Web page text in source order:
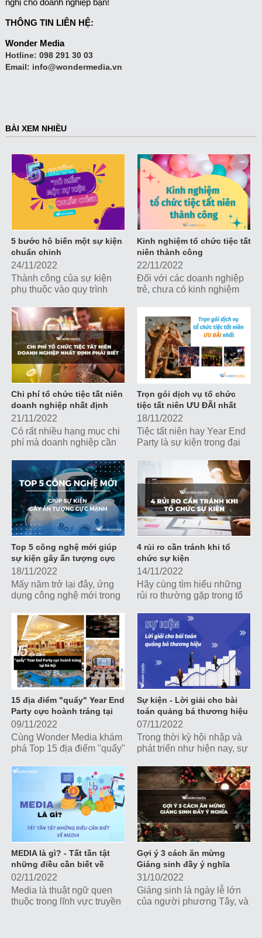
THÔNG TIN LIÊN HỆ:
Wonder Media
Hotline: 098 291 30 03
Email: info@wondermedia.vn
BÀI XEM NHIỀU
5 bước hô biến một sự kiện
chuẩn chỉnh
24/11/2022
Thành công của sự kiện
phụ thuộc vào quy trình
Media khám phá 5 bước
giúp bạn hô biến ra một sự
kiện chuẩn chỉnh, hoàn
thiện nhé!
Kinh nghiệm tổ chức tiệc tất
niên thành công
22/11/2022
Đối với các doanh nghiệp
trẻ, chưa có kinh nghiệm
sự kiện, để có một tiệc tất
niên thành công, chuẩn
chỉnh, có một số yếu tố bạn
cần lưu tâm. Cùng Wonder
Media khám phá nhé!
Chi phí tổ chức tiệc tất niên
doanh nghiệp nhất định
phải biết
21/11/2022
Có rất nhiều hạng mục chi
phí mà doanh nghiệp cần
một sự kiện tiệc tất niên
vừa đẳng cấp, vừa hợp lý
với ngân sách tối ưu nhất.
Trọn gói dịch vụ tổ chức
tiệc tất niên ƯU ĐÃI nhất
18/11/2022
Tiệc tất niên hay Year End
Party là sự kiện trọng đại
nhằm tổng kết năm cũ, đón
chào năm mới, đồng thời
gắn kết nội bộ và quảng bá
hình ảnh doanh nghiệp.
Top 5 công nghệ mới giúp
sự kiện gây ấn tượng cực
mạnh
18/11/2022
Mấy năm trở lại đây, ứng
dụng công nghệ mới trong
xu hướng phổ biến. Cùng
tìm hiểu Top 5 công nghệ
mới giúp sự kiện gây ấn
tượng cực mạnh nhé!
4 rủi ro cần tránh khi tổ
chức sự kiện
14/11/2022
Hãy cùng tìm hiểu những
rủi ro thường gặp trong tổ
pháp dự phòng tránh, giảm
tối đa ảnh hưởng tiêu cực
lên hình ảnh và chiến lược
truyền thông của doanh
nghiệp.
15 địa điểm "quẩy" Year End
Party cực hoành tráng tại
Hà Nội
09/11/2022
Cùng Wonder Media khám
phá Top 15 địa điểm "quẩy"
tráng tại Hà Nội nhé!
Sự kiện - Lời giải cho bài
toán quảng bá thương hiệu
07/11/2022
Trong thời kỳ hội nhập và
phát triển như hiện nay, sự
công cụ truyền thông,
marketing đắc lực giúp các
doanh nghiệp, tổ chức
tương tác trực tiếp với
khách hàng và xây dựng
hình ảnh thương hiệu.
MEDIA là gì? - Tất tần tật
những điều cần biết về
Media
02/11/2022
Media là thuật ngữ quen
thuộc trong lĩnh vực truyền
Gợi ý 3 cách ăn mừng
Giáng sinh đầy ý nghĩa
31/10/2022
Giáng sinh là ngày lễ lớn
của người phương Tây, và